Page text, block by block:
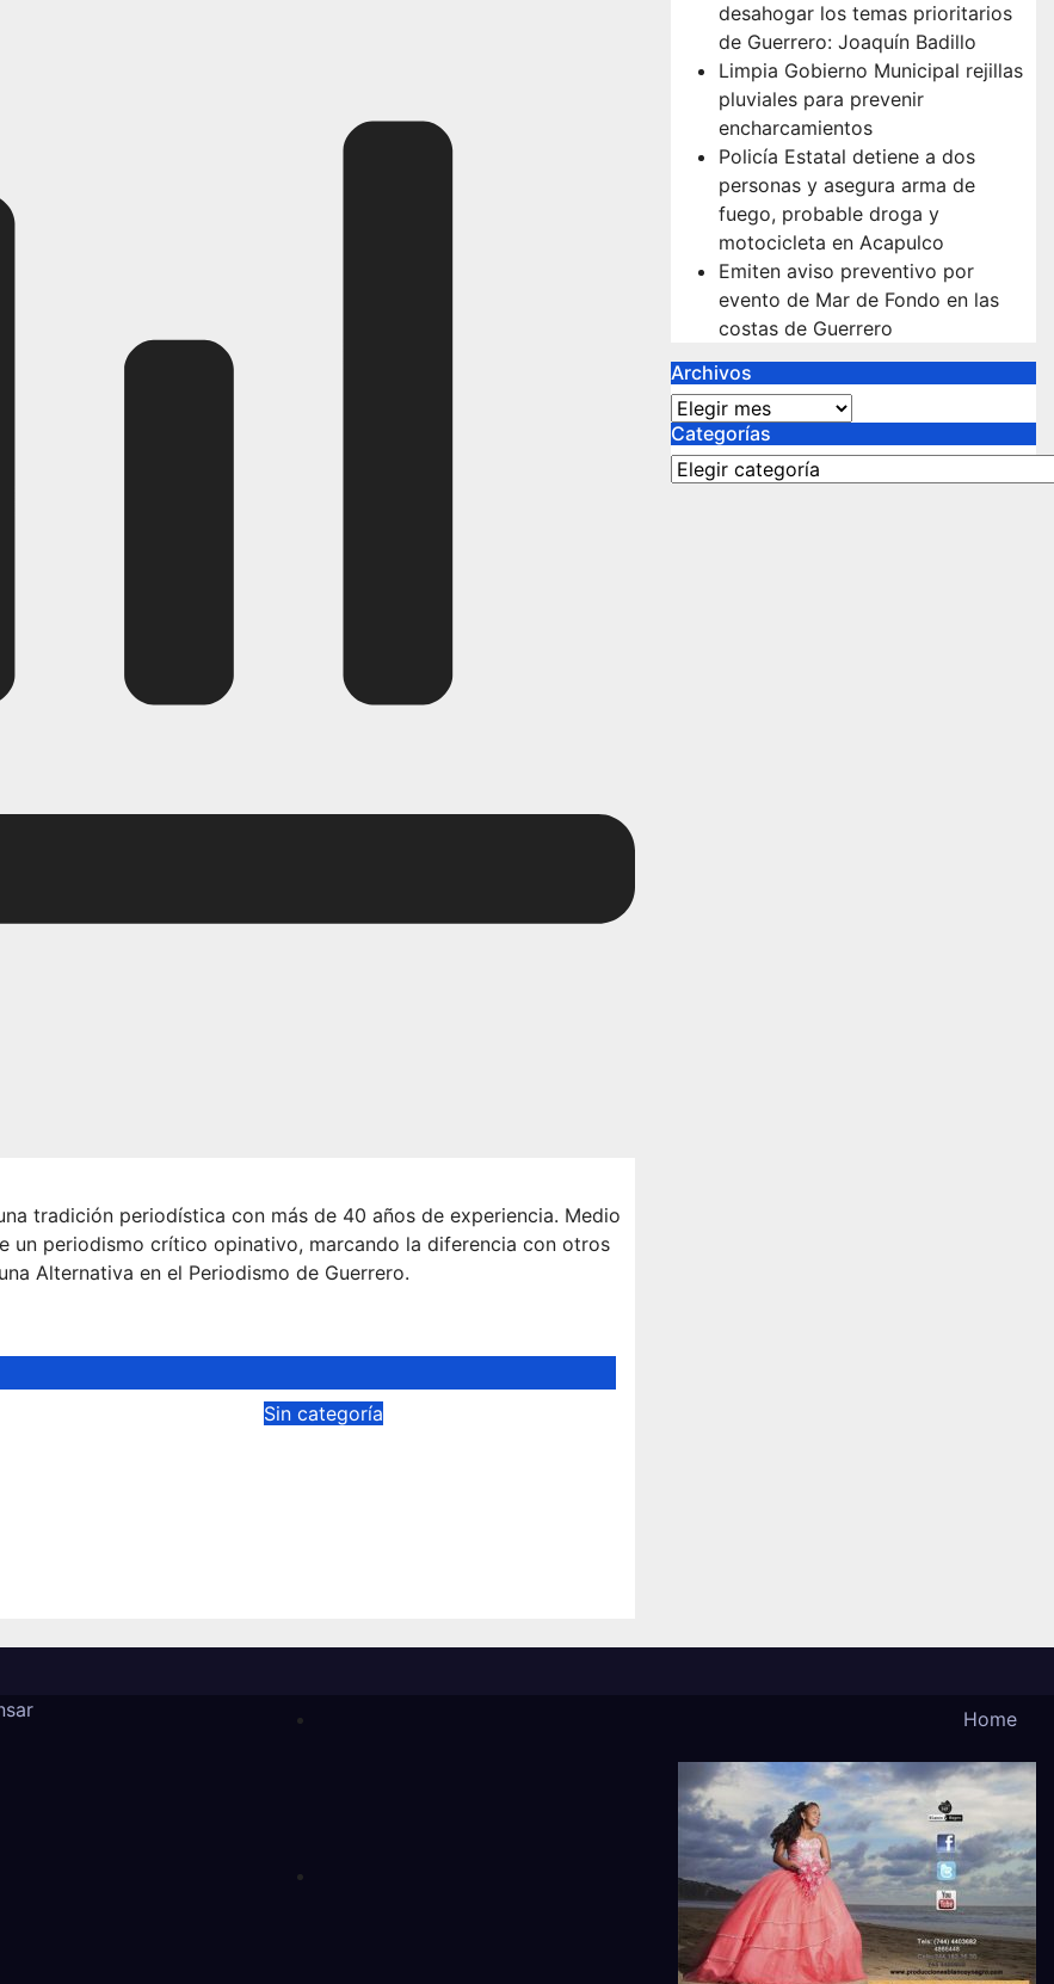
tradición periodística con más de 40 años de experiencia. Medio
un periodismo crítico opinativo, marcando la diferencia con otros
Alternativa en el Periodismo de Guerrero.
Sin categoría
desahogar los temas prioritarios
de Guerrero: Joaquín Badillo
Limpia Gobierno Municipal rejillas
pluviales para prevenir
encharcamientos
Policía Estatal detiene a dos
personas y asegura arma de
fuego, probable droga y
motocicleta en Acapulco
Emiten aviso preventivo por
evento de Mar de Fondo en las
costas de Guerrero
Archivos
Archivos
Categorías
Categorías
Home